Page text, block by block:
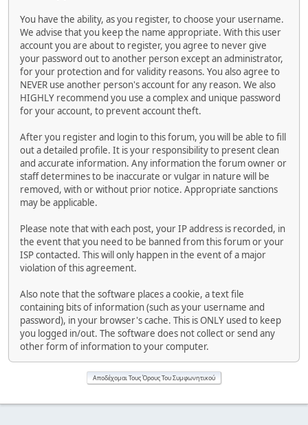
You have the ability, as you register, to choose your username.
We advise that you keep the name appropriate. With this user
account you are about to register, you agree to never give
your password out to another person except an administrator,
for your protection and for validity reasons. You also agree to
NEVER use another person's account for any reason. We also
HIGHLY recommend you use a complex and unique password
for your account, to prevent account theft.
After you register and login to this forum, you will be able to fill
out a detailed profile. It is your responsibility to present clean
and accurate information. Any information the forum owner or
staff determines to be inaccurate or vulgar in nature will be
removed, with or without prior notice. Appropriate sanctions
may be applicable.
Please note that with each post, your IP address is recorded, in
the event that you need to be banned from this forum or your
ISP contacted. This will only happen in the event of a major
violation of this agreement.
Also note that the software places a cookie, a text file
containing bits of information (such as your username and
password), in your browser's cache. This is ONLY used to keep
you logged in/out. The software does not collect or send any
other form of information to your computer.